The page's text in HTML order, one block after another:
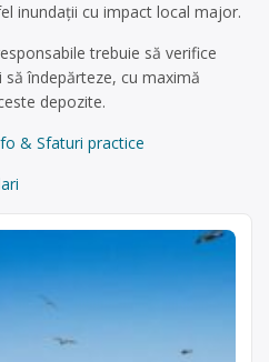
inundații cu impact local major.
trebuie să verifice
îndepărteze, cu maximă
depozite.
& Sfaturi practice